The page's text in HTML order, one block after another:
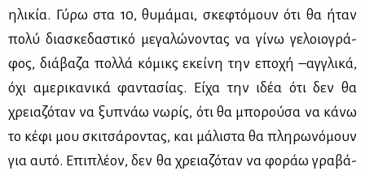
ηλι­κία. Γύ­ρω στα 10, θυ­μά­μαι, σκε­φτό­μουν ότι θα ήταν
πο­λύ δια­σκε­δα­στι­κό με­γα­λώ­νο­ντας να γί­νω γε­λοιο­γρά­
φος, διά­βα­ζα πολ­λά κό­μικς εκεί­νη την επο­χή –αγ­γλι­κά,
όχι αμε­ρι­κα­νι­κά φα­ντα­σί­ας. Εί­χα την ιδέα ότι δεν θα
χρεια­ζό­ταν να ξυ­πνάω νω­ρίς, ότι θα μπο­ρού­σα να κά­νω
το κέ­φι μου σκι­τσά­ρο­ντας, και μά­λι­στα θα πλη­ρω­νό­μουν
για αυ­τό. Επι­πλέ­ον, δεν θα χρεια­ζό­ταν να φο­ράω γρα­βά­